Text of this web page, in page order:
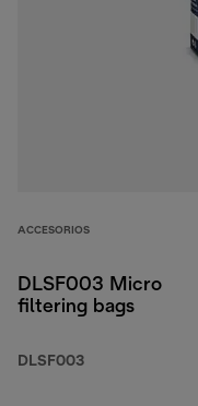
ACCESORIOS
DLSF003 Micro
filtering bags
DLSF003